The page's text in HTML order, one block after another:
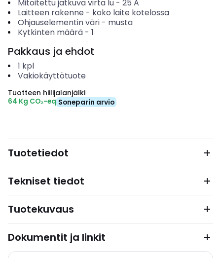
Mitoitettu jatkuva virta Iu- 25 A
Laitteen rakenne - koko laite kotelossa
Ohjauselementin väri- musta
Kytkinten määrä- 1
Pakkaus ja ehdot
1 kpl
Vakiokäyttötuote
Tuotteen hiilijalanjälki
64 Kg CO₂-eq Soneparin arvio
Tuotetiedot
Tekniset tiedot
Tuotekuvaus
Dokumentit ja linkit